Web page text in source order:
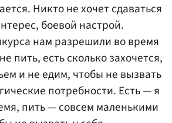
Никто не хочет сдаваться
боевой настрой.
нам разрешили во время
пить, есть сколько захочется,
и не едим, чтобы не вызвать
потребности. Есть — я
пить — совсем маленькими